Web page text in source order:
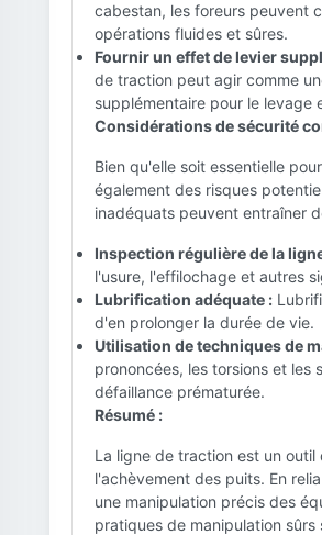
cabestan, les foreurs peuvent
opérations fluides et sûres.
Fournir un effet de levier
de traction peut agir comme
supplémentaire pour le levage
Considérations de sécurité
Bien qu'elle soit essentielle
également des risques
inadéquats peuvent entraîner
Inspection régulière de la
l'usure, l'effilochage et autres
Lubrification adéquate :
d'en prolonger la durée de vie.
Utilisation de techniques de
prononcées, les torsions et
défaillance prématurée.
Résumé :
La ligne de traction est un
l'achèvement des puits. En
une manipulation précis des
pratiques de manipulation